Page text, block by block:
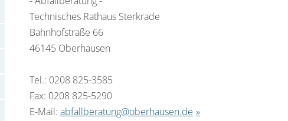
Technisches Rathaus Sterkrade
Bahnhofstraße 66
46145 Oberhausen
Tel.: 0208 825-3585
Fax: 0208 825-5290
E-Mail: abfallberatung@oberhausen.de